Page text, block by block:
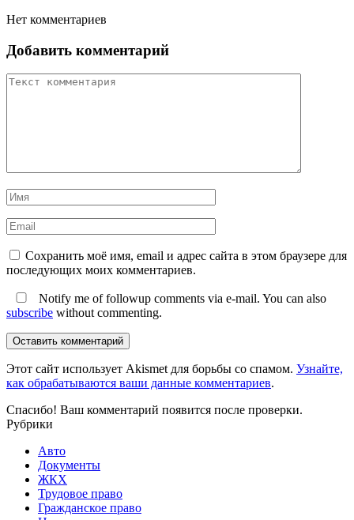
Нет комментариев
Добавить комментарий
Сохранить моё имя, email и адрес сайта в этом браузере для
последующих моих комментариев.
Notify me of followup comments via e-mail. You can also
subscribe without commenting.
Оставить комментарий
Этот сайт использует Akismet для борьбы со спамом. Узнайте,
как обрабатываются ваши данные комментариев.
Спасибо! Ваш комментарий появится после проверки.
Рубрики
Авто
Документы
ЖКХ
Трудовое право
Гражданское право